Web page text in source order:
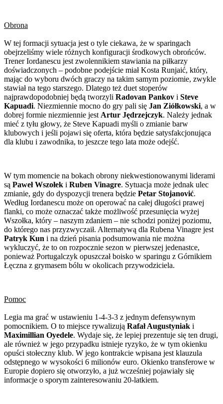
Obrona
W tej formacji sytuacja jest o tyle ciekawa, że w sparingach
obejrzeliśmy wiele różnych konfiguracji środkowych obrońców.
Trener Iordanescu jest zwolennikiem stawiania na piłkarzy
doświadczonych – podobne podejście miał Kosta Runjaić, który,
mając do wyboru dwóch graczy na takim samym poziomie, zwykle
stawiał na tego starszego. Dlatego też duet stoperów
najprawdopodobniej będą tworzyli Radovan Pankov i Steve
Kapuadi. Niezmiennie mocno do gry pali się Jan Ziółkowski, a w
dobrej formie niezmiennie jest Artur Jędrzejczyk. Należy jednak
mieć z tyłu głowy, że Steve Kapuadi myśli o zmianie barw
klubowych i jeśli pojawi się oferta, która będzie satysfakcjonująca
dla klubu i zawodnika, to jeszcze tego lata może odejść.
W tym momencie na bokach obrony niekwestionowanymi liderami
są Paweł Wszołek i Ruben Vinagre. Sytuacja może jednak ulec
zmianie, gdy do dyspozycji trenera będzie Petar Stojanović.
Według Iordanescu może on operować na całej długości prawej
flanki, co może oznaczać także możliwość przesunięcia wyżej
Wszołka, który – naszym zdaniem – nie schodzi poniżej poziomu,
do którego nas przyzwyczaił. Alternatywą dla Rubena Vinagre jest
Patryk Kun i na dzień pisania podsumowania nie można
wykluczyć, że to on rozpocznie sezon w pierwszej jedenastce,
ponieważ Portugalczyk opuszczał boisko w sparingu z Górnikiem
Łęczna z grymasem bólu w okolicach przywodziciela.
Pomoc
Legia ma grać w ustawieniu 1-4-3-3 z jednym defensywnym
pomocnikiem. O to miejsce rywalizują Rafał Augustyniak i
Maximillian Oyedele. Wydaje się, że lepiej prezentuje się ten drugi,
ale również w jego przypadku istnieje ryzyko, że w tym okienku
opuści stołeczny klub. W jego kontrakcie wpisana jest klauzula
odstępnego w wysokości 6 milionów euro. Okienko transferowe w
Europie dopiero się otworzyło, a już wcześniej pojawiały się
informacje o sporym zainteresowaniu 20-latkiem.